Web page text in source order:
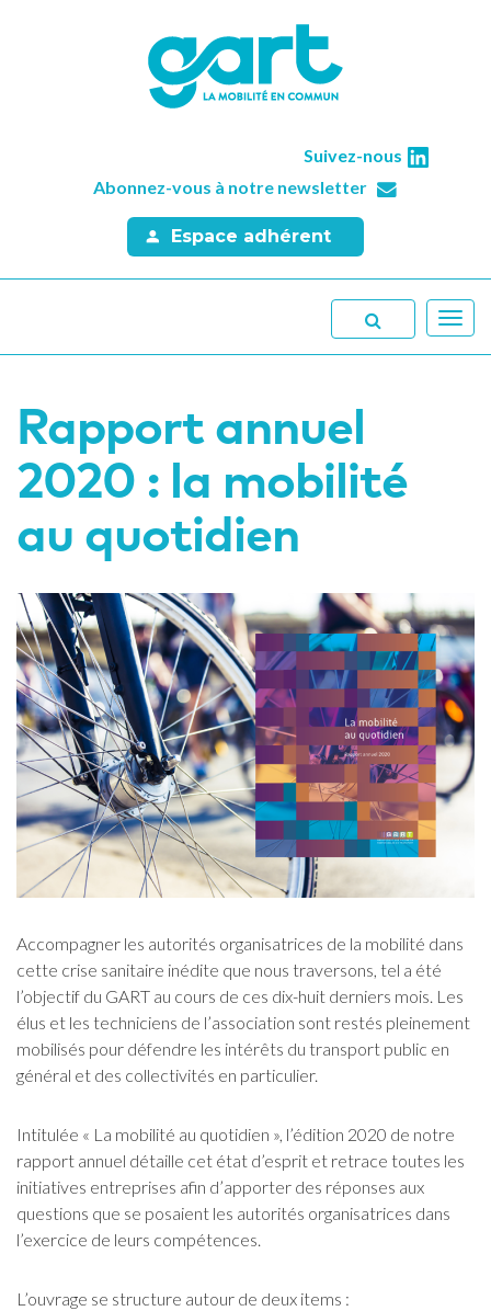
Suivez-nous
Abonnez-vous à notre newsletter
Espace adhérent
Rapport annuel
2020 : la mobilité
au quotidien
Accompagner les autorités organisatrices de la mobilité dans
cette crise sanitaire inédite que nous traversons, tel a été
l’objectif du GART au cours de ces dix-huit derniers mois. Les
élus et les techniciens de l’association sont restés pleinement
mobilisés pour défendre les intérêts du transport public en
général et des collectivités en particulier.
Intitulée « La mobilité au quotidien », l’édition 2020 de notre
rapport annuel détaille cet état d’esprit et retrace toutes les
initiatives entreprises afin d’apporter des réponses aux
questions que se posaient les autorités organisatrices dans
l’exercice de leurs compétences.
L’ouvrage se structure autour de deux items :